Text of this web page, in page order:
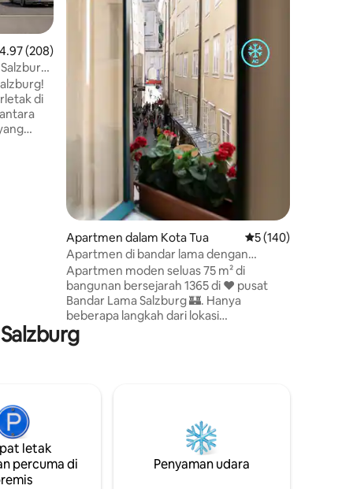
purata 4.97 daripada 5, 208 ulasan
4.97 (208)
|
di
Apartmen dalam Kota Tua Penarafan purata 5
5 (140)
Apartmen di bandar lama dengan
pemandangan gereja!
Apartmen moden seluas 75 m² di
bangunan bersejarah 1365 di ❤️ pusat
Bandar Lama Salzburg 🏰. Hanya
beberapa langkah dari lokasi
penggambaran 🎶👗“The Sound of
Music”,🎭 Dewan Festival, pasar 🌟
kaki persegi), di tingkat 2 “Tingkat 3
(sistem AS)”, boleh diakses melalui lif
(hanya ambang kira-kira 4 cm di pintu
letak
percuma di
Penyaman udara